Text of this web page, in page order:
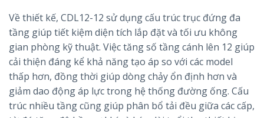
Về thiết kế, CDL12-12 sử dụng cấu trúc trục đứng đa
tầng giúp tiết kiệm diện tích lắp đặt và tối ưu không
gian phòng kỹ thuật. Việc tăng số tầng cánh lên 12 giúp
cải thiện đáng kể khả năng tạo áp so với các model
thấp hơn, đồng thời giúp dòng chảy ổn định hơn và
giảm dao động áp lực trong hệ thống đường ống. Cấu
trúc nhiều tầng cũng giúp phân bổ tải đều giữa các cấp,